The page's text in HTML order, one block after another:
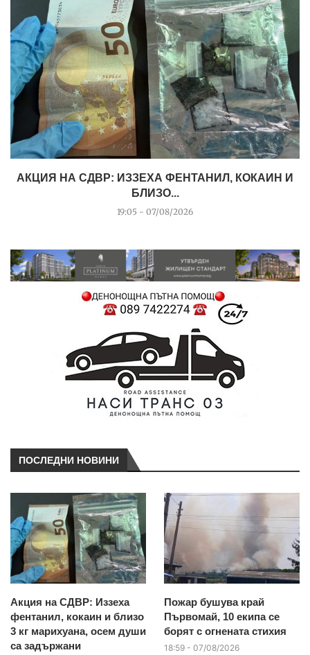
АКЦИЯ НА СДВР: ИЗЗЕХА ФЕНТАНИЛ, КОКАИН И
БЛИЗО...
19:05 - 07/08/2026
ПОСЛЕДНИ НОВИНИ
Акция на СДВР: Иззеха
фентанил, кокаин и близо
3 кг марихуана, осем души
са задържани
Пожар бушува край
Първомай, 10 екипа се
борят с огнената стихия
18:59 - 07/08/2026